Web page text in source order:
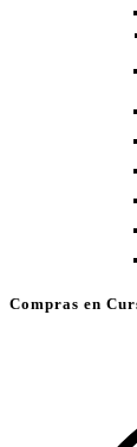
Compras en